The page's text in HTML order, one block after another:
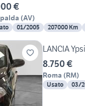
€
(AV)
01/2005 207000 Km
LANCIA
8.750 €
Roma (RM)
Usato 03/